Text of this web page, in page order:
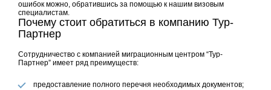
ошибок можно, обратившись за помощью к нашим визовым
специалистам.
Почему стоит обратиться в компанию Тур-
Партнер
Сотрудничество с компанией миграционным центром “Тур-
Партнер” имеет ряд преимуществ:
предоставление полного перечня необходимых документов;